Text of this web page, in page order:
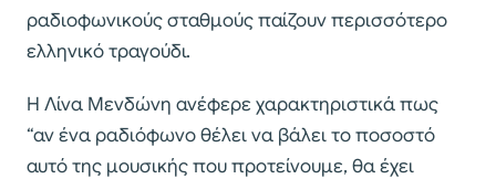
ραδιοφωνικούς σταθμούς παίζουν περισσότερο
ελληνικό τραγούδι.
Η Λίνα Μενδώνη ανέφερε χαρακτηριστικά πως
“αν ένα ραδιόφωνο θέλει να βάλει το ποσοστό
αυτό της μουσικής που προτείνουμε, θα έχει